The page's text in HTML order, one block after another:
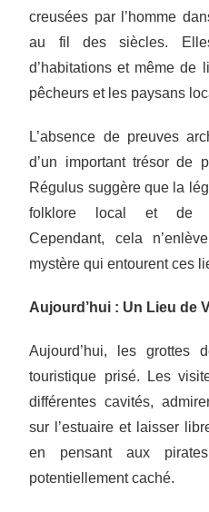
creusées par l’homme
au fil des siècles.
d’habitations et même de
pêcheurs et les paysans
L’absence de preuves
d’un important trésor de
Régulus suggère que la
folklore local et de
Cependant, cela
mystère qui entourent ces
Aujourd’hui : Un Lieu de
Aujourd’hui, les grottes
touristique prisé. Les
différentes cavités,
sur l’estuaire et laisser
en pensant aux
potentiellement caché.